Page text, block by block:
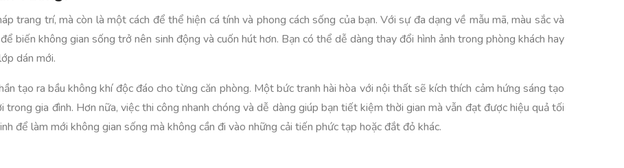
trang trí, mà còn là một cách để thể hiện cá tính và phong cách sống của bạn. Với sự đa dạng về mẫu mã, màu sắc và
biến không gian sống trở nên sinh động và cuốn hút hơn. Bạn có thể dễ dàng thay đổi hình ảnh trong phòng khách hay
dán mới.
tạo ra bầu không khí độc đáo cho từng căn phòng. Một bức tranh hài hòa với nội thất sẽ kích thích cảm hứng sáng tạo
gia đình. Hơn nữa, việc thi công nhanh chóng và dễ dàng giúp bạn tiết kiệm thời gian mà vẫn đạt được hiệu quả tối
để làm mới không gian sống mà không cần đi vào những cải tiến phức tạp hoặc đắt đỏ khác.